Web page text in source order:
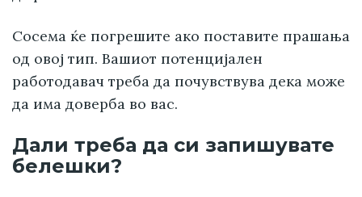
Сосема ќе погрешите ако поставите прашања
од овој тип. Вашиот потенцијален
работодавач треба да почувствува дека може
да има доверба во вас.
Дали треба да си запишувате
белешки?